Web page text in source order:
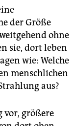
der Größe
ohne
sie, dort leben
wie: Welche
menschlichen
aus?
vor, größere